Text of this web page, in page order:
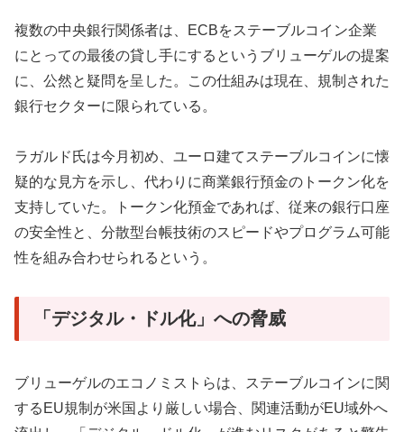
複数の中央銀行関係者は、ECBをステーブルコイン企業
にとっての最後の貸し手にするというブリューゲルの提案
に、公然と疑問を呈した。この仕組みは現在、規制された
銀行セクターに限られている。
ラガルド氏は今月初め、ユーロ建てステーブルコインに懐
疑的な見方を示し、代わりに商業銀行預金のトークン化を
支持していた。トークン化預金であれば、従来の銀行口座
の安全性と、分散型台帳技術のスピードやプログラム可能
性を組み合わせられるという。
「デジタル・ドル化」への脅威
ブリューゲルのエコノミストらは、ステーブルコインに関
するEU規制が米国より厳しい場合、関連活動がEU域外へ